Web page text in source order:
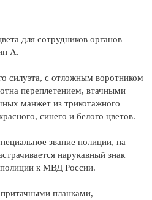
для сотрудников органов
А.
силуэта, с отложным воротником
переплетением, втачными
манжет из трикотажного
синего и белого цветов.
звание полиции, на
нарукавный знак
к МВД России.
планками,